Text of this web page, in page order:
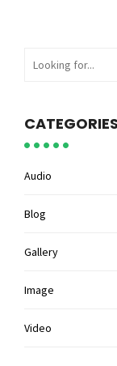
CATEGORIES
Audio
Blog
Gallery
Image
Video